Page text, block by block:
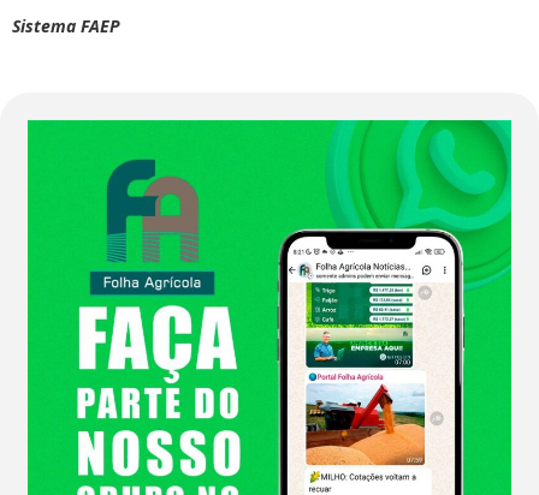
Sistema FAEP